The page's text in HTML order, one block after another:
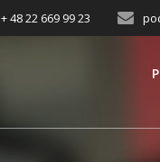
+ 48 22 669 99 23